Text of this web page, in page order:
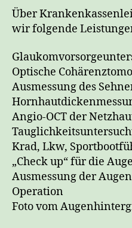
Über
wir folgende
Optische
Ausmessung des
Angio-OCT der
Krad, Lkw,
„Check up“ für die
Ausmessung der
Operation
Foto vom